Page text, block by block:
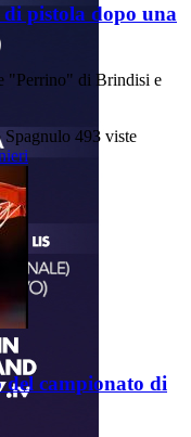
di pistola dopo una
"Perrino" di Brindisi e
493 viste
campionato di